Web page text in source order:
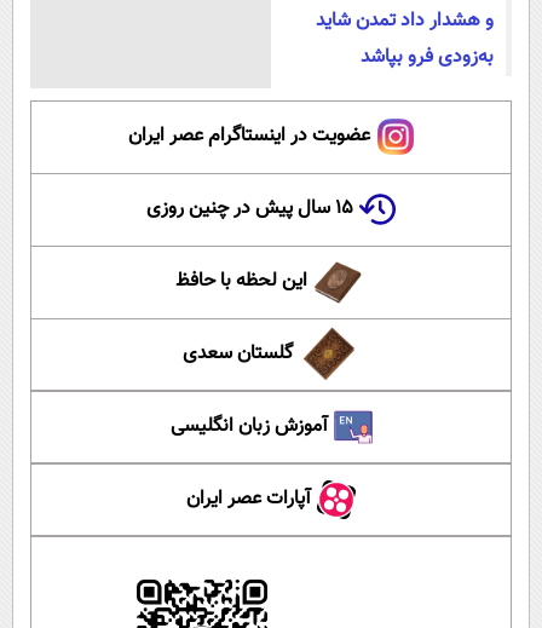
و هشدار داد تمدن شاید
به‌زودی فرو بپاشد
عضویت در اینستاگرام عصر ایران
۱۵ سال پیش در چنین روزی
این لحظه با حافظ
گلستان سعدی
آموزش زبان انگلیسی
آپارات عصر ایران